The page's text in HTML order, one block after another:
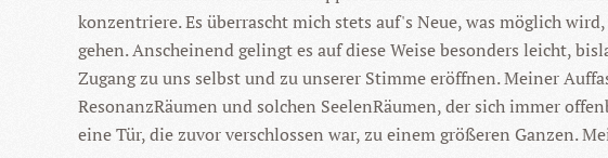
konzentriere. Es überrascht mich stets auf's Neue, was möglich
gehen. Anscheinend gelingt es auf diese Weise besonders leicht,
Zugang zu uns selbst und zu unserer Stimme eröffnen. Meiner
ResonanzRäumen und solchen SeelenRäumen, der sich immer
eine Tür, die zuvor verschlossen war, zu einem größeren Ganzen.